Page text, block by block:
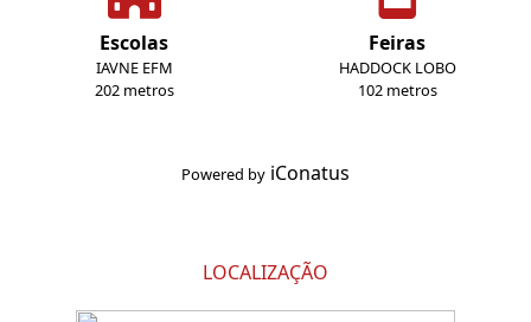
Escolas
IAVNE EFM
202 metros
Feiras
HADDOCK LOBO
102 metros
Powered by iConatus
LOCALIZAÇÃO